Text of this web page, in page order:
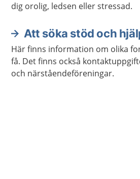
dig orolig, ledsen eller stressad.
Att söka stöd och
Här finns information om olika
få. Det finns också
och närståendeföreningar.